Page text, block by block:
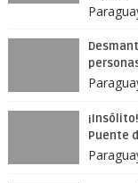
Puente